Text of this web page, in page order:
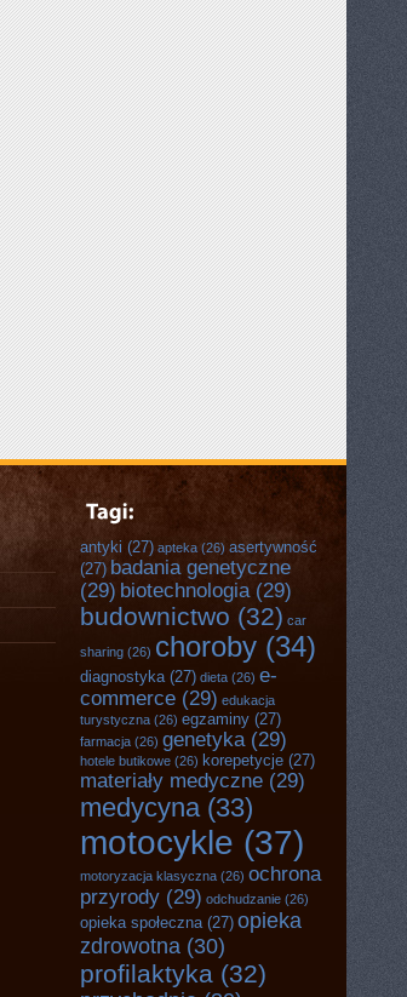
antyki (27) apteka (26) asertywność
(27) badania genetyczne
(29) biotechnologia (29)
budownictwo (32) car
sharing (26) choroby (34)
diagnostyka(27) dieta (26) e-
commerce (29) edukacja
turystyczna (26) egzaminy (27)
farmacja (26) genetyka (29)
hotele butikowe (26) korepetycje (27)
materiały medyczne (29)
medycyna(33)
motocykle (37)
motoryzacja klasyczna (26) ochrona
przyrody (29) odchudzanie (26)
opieka społeczna(27) opieka
zdrowotna (30)
profilaktyka (32)